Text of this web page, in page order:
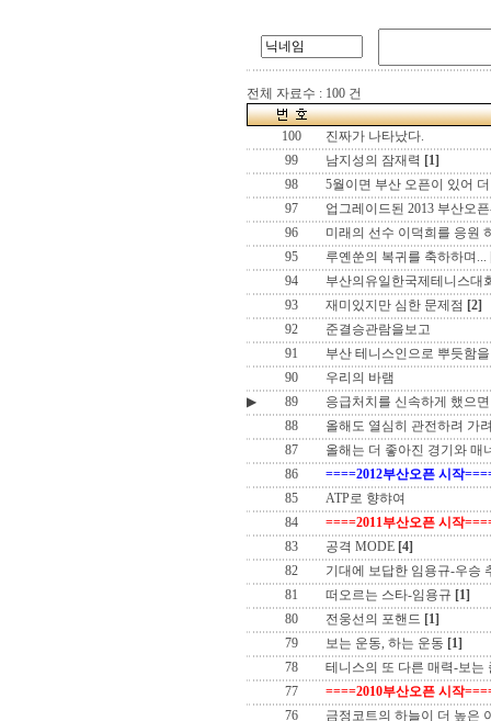
전체 자료수 : 100 건
100
진짜가 나타났다.
99
남지성의 잠재력 [1]
98
5월이면 부산 오픈이 있어
97
업그레이드된 2013 부산오
96
미래의 선수 이덕희를 응원
95
루옌쑨의 복귀를 축하하며...
94
부산의유일한국제테니스대
93
재미있지만 심한 문제점 [2]
92
준결승관람을보고
91
부산 테니스인으로 뿌듯함
90
우리의 바램
▶
89
응급처치를 신속하게 했으
88
올해도 열심히 관전하려 가
87
올해는 더 좋아진 경기와 매
86
====2012부산오픈 시작
85
ATP로 향햐여
84
====2011부산오픈 시작
83
공격 MODE [4]
82
기대에 보답한 임용규-우승
81
떠오르는 스타-임용규 [1]
80
전웅선의 포핸드 [1]
79
보는 운동, 하는 운동 [1]
78
테니스의 또 다른 매력-보는
77
====2010부산오픈 시작
76
금정코트의 하늘이 더 높은